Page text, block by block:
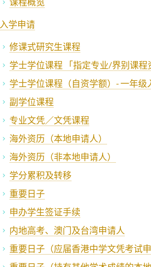
入学申请
修课式研究生课程
学士学位课程 「指定专业/界别课程
学士学位课程（自资学额）- 一年级
副学位课程
专业文凭／文凭课程
海外资历（本地申请人）
海外资历（非本地申请人）
学分累积及转移
重要日子
申办学生签证手续
内地高考、澳门及台湾申请人
重要日子（应届香港中学文凭考试申